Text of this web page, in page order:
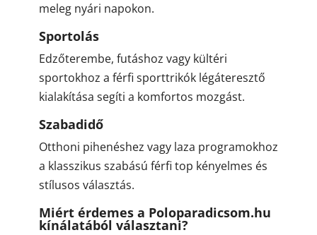
meleg nyári napokon.
Sportolás
Edzőterembe, futáshoz vagy kültéri
sportokhoz a férfi sporttrikók légáteresztő
kialakítása segíti a komfortos mozgást.
Szabadidő
Otthoni pihenéshez vagy laza programokhoz
a klasszikus szabású férfi top kényelmes és
stílusos választás.
Miért érdemes a Poloparadicsom.hu
kínálatából választani?